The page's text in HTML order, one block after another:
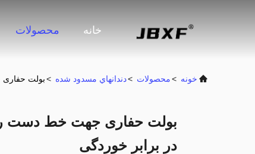
خانه محصولات
خونه >محصولات >دندانهاي مسدود شده >بولت حفاری
بولت حفاری جهت خط دست
در برابر خوردگی